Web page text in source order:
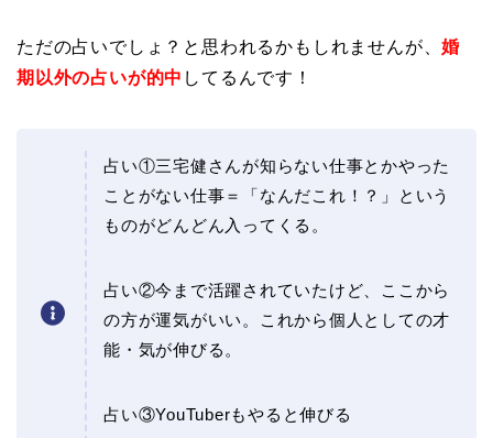
ただの占いでしょ？と思われるかもしれませんが、婚
期以外の占いが的中 してるんです！
占い①三宅健さんが知らない仕事とかやった
ことがない仕事＝「なんだこれ！？」という
ものがどんどん入ってくる。
占い②今まで活躍されていたけど、ここから
の方が運気がいい。これから個人としての才
能・気が伸びる。
占い③YouTuberもやると伸びる